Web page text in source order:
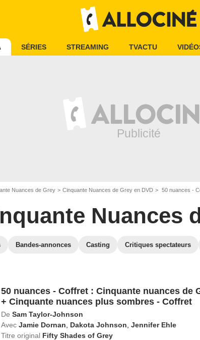
SÉRIES STREAMING TVACTU
Nuances de Grey Cinquante Nuances de Grey en DVD 50 nuances -
Nuances
Bandes-annonces Casting Critiques spectateurs
50 nuances - Coffret : Cinquante nuances de
+ Cinquante nuances plus sombres - Coffret
De Sam Taylor-Johnson
Avec Jamie Dornan Dakota Johnson Jennifer Ehle
Titre original Fifty Shades of Grey